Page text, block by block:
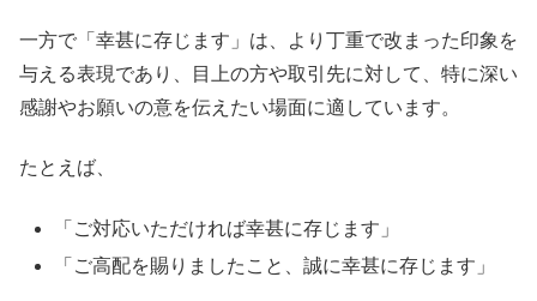
一方で「幸甚に存じます」は、より丁重で改まった印象を
与える表現であり、目上の方や取引先に対して、特に深い
感謝やお願いの意を伝えたい場面に適しています。
たとえば、
「ご対応いただければ幸甚に存じます」
「ご高配を賜りましたこと、誠に幸甚に存じます」